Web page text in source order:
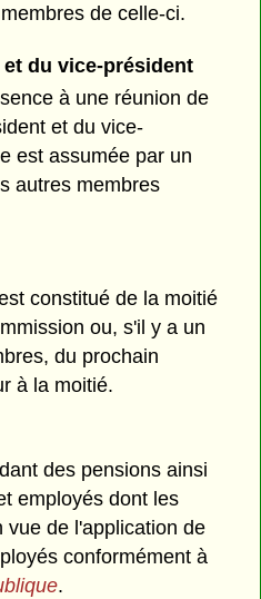
de celle-ci.
du vice-président
à une réunion de
et du vice-
est assumée par un
autres membres
constitué de la moitié
ou, s'il y a un
du prochain
à la moitié.
des pensions ainsi
employés dont les
vue de l'application de
conformément à
.